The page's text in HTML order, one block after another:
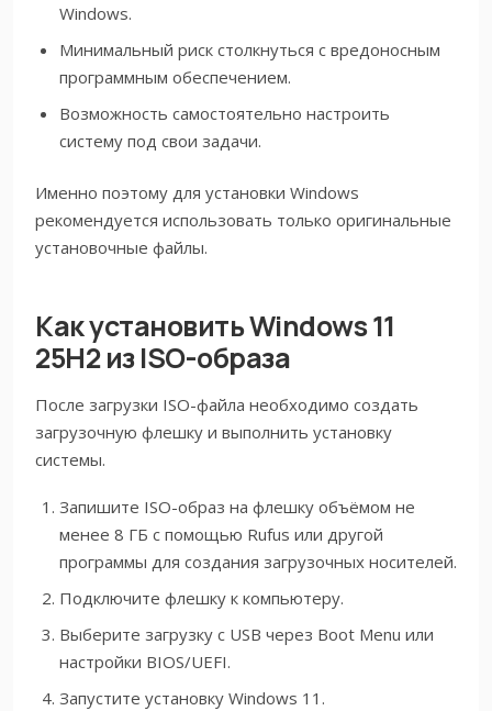
Windows.
Минимальный риск столкнуться с вредоносным
программным обеспечением.
Возможность самостоятельно настроить
систему под свои задачи.
Именно поэтому для установки Windows
рекомендуется использовать только оригинальные
установочные файлы.
Как установить Windows 11
25H2 из ISO-образа
После загрузки ISO-файла необходимо создать
загрузочную флешку и выполнить установку
системы.
Запишите ISO-образ на флешку объёмом не
менее 8 ГБ с помощью Rufus или другой
программы для создания загрузочных носителей.
Подключите флешку к компьютеру.
Выберите загрузку с USB через Boot Menu или
настройки BIOS/UEFI.
Запустите установку Windows 11.